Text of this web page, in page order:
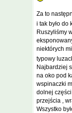
Za to
i tak było
Ruszyliśmy
niektórych
typowy
Najbardziej
na oko pod
wspinaczki
dolnej
przejścia ,
Wszystko